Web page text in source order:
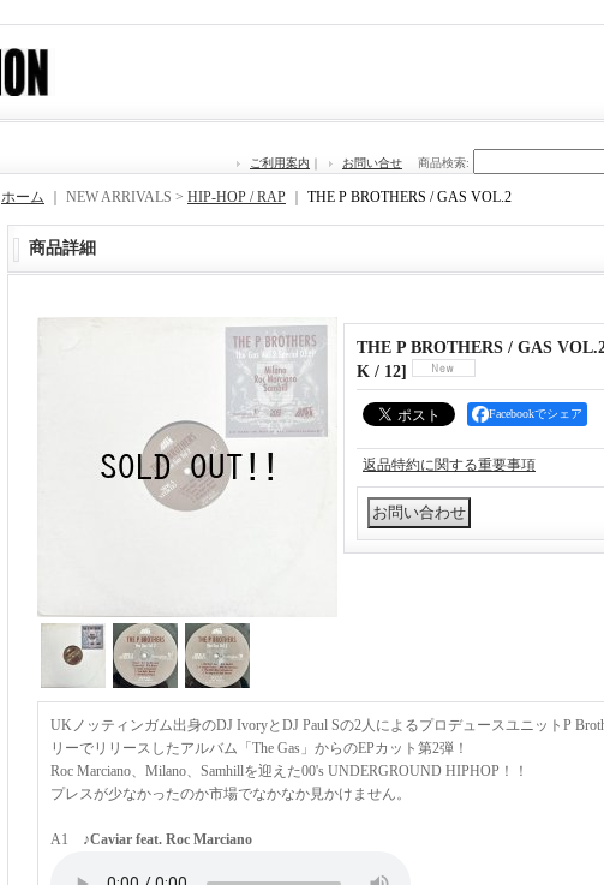
ご利用案内 ｜ お問い合せ 商品検索:
ホーム ｜ NEW ARRIVALS > HIP-HOP / RAP THE P BROTHERS / GAS VOL.2
商品詳細
THE P BROTHERS / GAS
K / 12]
Facebookでシェア
返品特約に関する重要事項
UKノッティンガム出身のDJ IvoryとDJ Paul Sの2人によるプロデュースユニットP
リーでリリースしたアルバム「The Gas」からのEPカット第2弾！
Roc Marciano、Milano、Samhillを迎えた00's UNDERGROUND HIPHOP！！
プレスが少なかったのか市場でなかなか見かけません。
A1 ♪Caviar feat. Roc Marciano